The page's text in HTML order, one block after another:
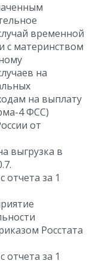
временной
с материнством
на
на выплату
4 ФСС)
от
выгрузка в
отчета за 1
Росстата
отчета за 1